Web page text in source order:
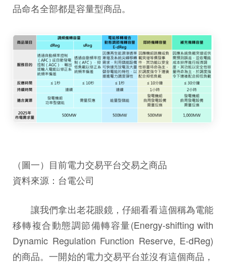
品命名全部都是容量型商品。
（圖一）目前電力交易平台交易之商品
資料來源：台電公司
讓我們拿出老花眼鏡，仔細看看這個稱為電能
移轉複合動態調節備轉容量(Energy-shifting with
Dynamic Regulation Function Reserve, E-dReg)
的商品。一開始的電力交易平台並沒有這個商品，